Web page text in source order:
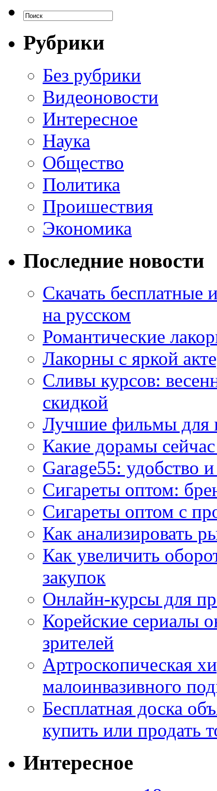
Рубрики
Без рубрики
Видеоновости
Интересное
Наука
Общество
Политика
Проишествия
Экономика
Последние новости
Скачать
на русском
Романтические
Лакорны с яркой
Сливы курсов:
скидкой
Лучшие фильмы для
Какие дорамы
Garage55: удобство
Сигареты оптом:
Сигареты оптом с
Как анализировать
Как увеличить
закупок
Онлайн-курсы для
Корейские сериалы
зрителей
Артроскопическая
малоинвазивного
Бесплатная доска
купить или продать
Интересное